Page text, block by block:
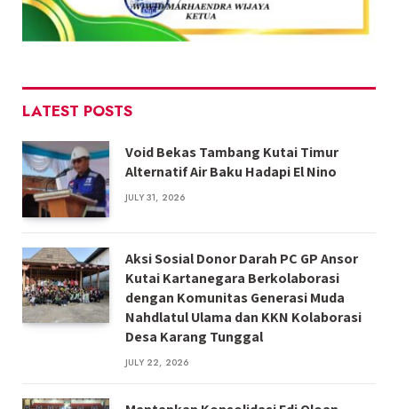
LATEST POSTS
Void Bekas Tambang Kutai Timur
Alternatif Air Baku Hadapi El Nino
JULY 31, 2026
Aksi Sosial Donor Darah PC GP Ansor
Kutai Kartanegara Berkolaborasi
dengan Komunitas Generasi Muda
Nahdlatul Ulama dan KKN Kolaborasi
Desa Karang Tunggal
JULY 22, 2026